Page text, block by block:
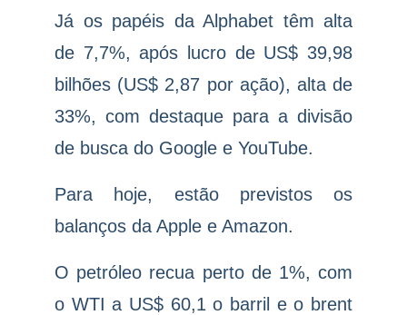
Já os papéis da Alphabet têm alta
de 7,7%, após lucro de US$ 39,98
bilhões (US$ 2,87 por ação), alta de
33%, com destaque para a divisão
de busca do Google e YouTube.
Para hoje, estão previstos os
balanços da Apple e Amazon.
O petróleo recua perto de 1%, com
o WTI a US$ 60,1 o barril e o brent